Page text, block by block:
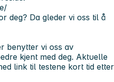
deg? Da gleder vi oss til å
benytter vi oss av
kjent med deg. Aktuelle
link til testene kort tid etter